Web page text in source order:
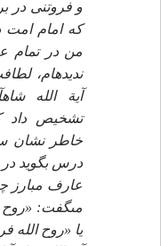
و فروتنى در
كه امام امت
من در تمام
نديده‏ام،
آية الله
تشخيص داد
خاطر نشان
درس بگويد
عارف مبارز
مى‏گفت: «روح
يا «روح الله